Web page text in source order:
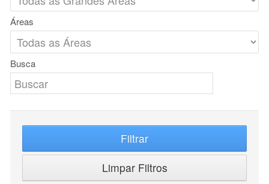
Áreas
Busca
Filtrar
Limpar Filtros